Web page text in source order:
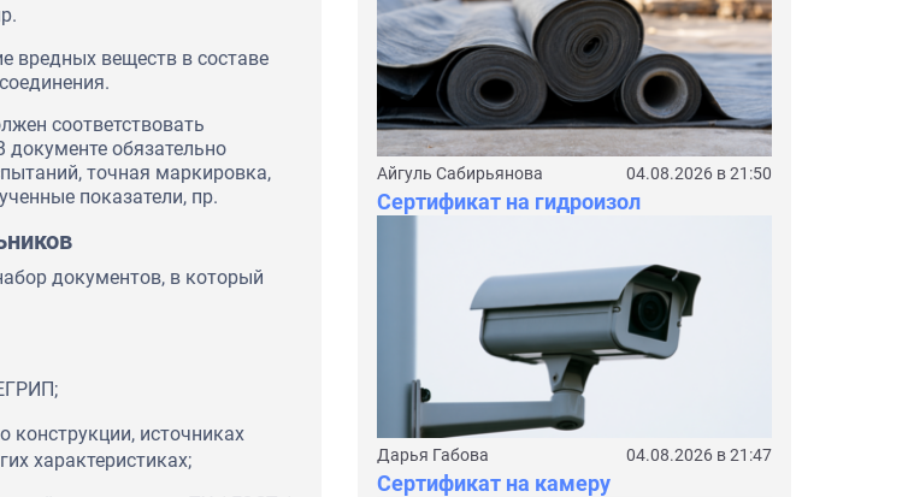
вредных веществ в составе
соответствовать
обязательно
точная маркировка,
показатели, пр.
документов, в который
конструкции, источниках
характеристиках;
Айгуль Сабирьянова 04.08.2026 в 21:50
Сертификат на гидроизол
Дарья Габова 04.08.2026 в 21:47
Сертификат на камеру